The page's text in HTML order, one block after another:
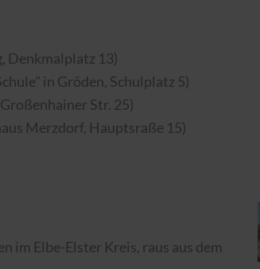
Denkmalplatz 13)
in Gröden, Schulplatz 5)
Str. 25)
Merzdorf, Hauptsraße 15)
im Elbe-Elster Kreis, raus aus dem